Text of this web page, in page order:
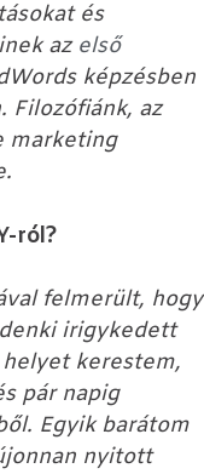
és
az első
képzésben
Filozófiánk, az
marketing
ról?
felmerült, hogy
irigykedett
kerestem,
pár napig
Egyik barátom
nyitott